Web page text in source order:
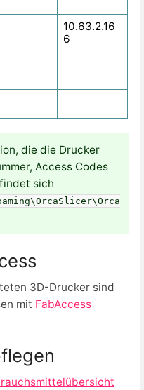
10.63.2.16
6
die die Drucker
Access Codes
sich
3D-Drucker sind
mit FabAccess